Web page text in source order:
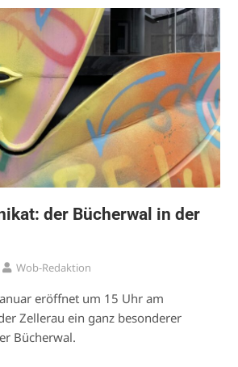
der Bücherwal in der
Wob-Redaktion
eröffnet um 15 Uhr am
Zellerau ein ganz besonderer
Bücherwal.